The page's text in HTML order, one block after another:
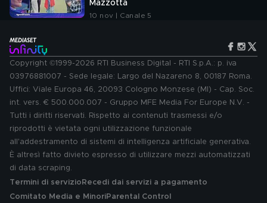
Mazzotta
10 nov | Canale 5
Copyright ©1999-2026 RTI Business Digital - RTI S.p.A.: p. iva
03976881007 - Sede legale: Largo del Nazareno 8, 00187 Roma.
Uffici: Viale Europa 46, 20093 Cologno Monzese (MI) - Cap. Soc.
int. vers. € 500.000.007 - Gruppo MFE Media For Europe N.V. -
Tutti i diritti riservati. Rispetto ai contenuti trasmessi e/o
riprodotti è vietata ogni utilizzazione funzionale
all'addestramento di sistemi di intelligenza artificiale generativa.
È altresì fatto divieto espresso di utilizzare mezzi automatizzati
di data scraping.
Termini di servizio Recedi dai servizi a pagamento
Comitato Media e MinoriParental Control